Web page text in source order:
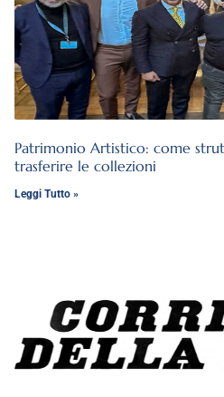
Patrimonio Artistico: come
trasferire le collezioni
Leggi Tutto »